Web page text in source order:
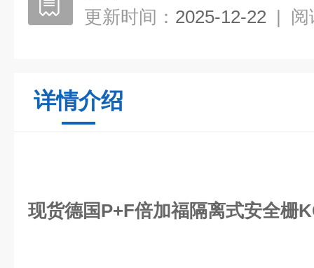
更新时间： 2025-12-22 | 阅
详情介绍
现货德国P+F倍加福隔离式安全栅